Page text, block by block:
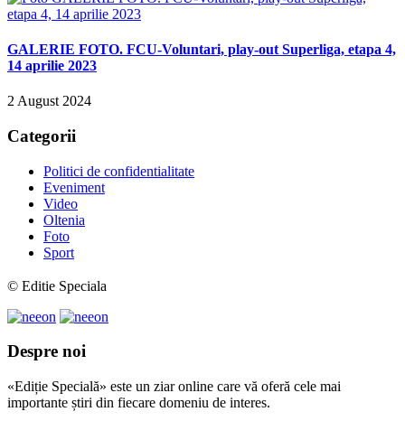
GALERIE FOTO. FCU-Voluntari, play-out Superliga, etapa 4,
14 aprilie 2023
2 August 2024
Categorii
Politici de confidentialitate
Eveniment
Video
Oltenia
Foto
Sport
© Editie Speciala
Despre noi
«Ediție Specială» este un ziar online care vă oferă cele mai
importante știri din fiecare domeniu de interes.